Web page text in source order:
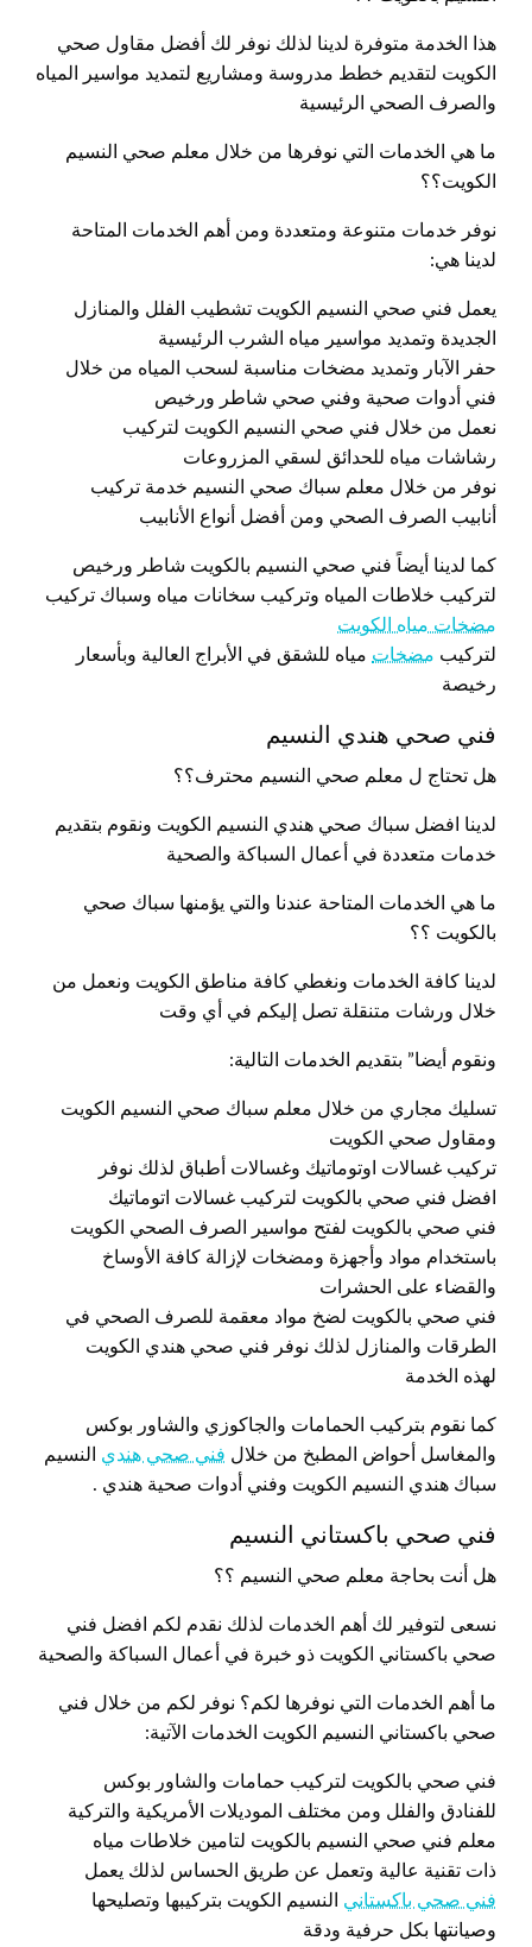
هذا الخدمة متوفرة لدينا لذلك نوفر لك أفضل مقاول صحي
الكويت لتقديم خطط مدروسة ومشاريع لتمديد مواسير المياه
والصرف الصحي الرئيسية
ما هي الخدمات التي نوفرها من خلال معلم صحي النسيم
الكويت؟؟
نوفر خدمات متنوعة ومتعددة ومن أهم الخدمات المتاحة
لدينا هي:
يعمل فني صحي النسيم الكويت تشطيب الفلل والمنازل
الجديدة وتمديد مواسير مياه الشرب الرئيسية
حفر الآبار وتمديد مضخات مناسبة لسحب المياه من خلال
فني أدوات صحية وفني صحي شاطر ورخيص
نعمل من خلال فني صحي النسيم الكويت لتركيب
رشاشات مياه للحدائق لسقي المزروعات
نوفر من خلال معلم سباك صحي النسيم خدمة تركيب
أنابيب الصرف الصحي ومن أفضل أنواع الأنابيب
كما لدينا أيضاً فني صحي النسيم بالكويت شاطر ورخيص
لتركيب خلاطات المياه وتركيب سخانات مياه وسباك تركيب
مضخات مياه الكويت
لتركيب مضخات مياه للشقق في الأبراج العالية وبأسعار
رخيصة
فني صحي هندي النسيم
هل تحتاج ل معلم صحي النسيم محترف؟؟
لدينا افضل سباك صحي هندي النسيم الكويت ونقوم بتقديم
خدمات متعددة في أعمال السباكة والصحية
ما هي الخدمات المتاحة عندنا والتي يؤمنها سباك صحي
بالكويت ؟؟
لدينا كافة الخدمات ونغطي كافة مناطق الكويت ونعمل من
خلال ورشات متنقلة تصل إليكم في أي وقت
ونقوم أيضا” بتقديم الخدمات التالية:
تسليك مجاري من خلال معلم سباك صحي النسيم الكويت
ومقاول صحي الكويت
تركيب غسالات اوتوماتيك وغسالات أطباق لذلك نوفر
افضل فني صحي بالكويت لتركيب غسالات اتوماتيك
فني صحي بالكويت لفتح مواسير الصرف الصحي الكويت
باستخدام مواد وأجهزة ومضخات لإزالة كافة الأوساخ
والقضاء على الحشرات
فني صحي بالكويت لضخ مواد معقمة للصرف الصحي في
الطرقات والمنازل لذلك نوفر فني صحي هندي الكويت
لهذه الخدمة
كما نقوم بتركيب الحمامات والجاكوزي والشاور بوكس
والمغاسل أحواض المطبخ من خلال فني صحي هندي النسيم
سباك هندي النسيم الكويت وفني أدوات صحية هندي .
فني صحي باكستاني النسيم
هل أنت بحاجة معلم صحي النسيم ؟؟
نسعى لتوفير لك أهم الخدمات لذلك نقدم لكم افضل فني
صحي باكستاني الكويت ذو خبرة في أعمال السباكة والصحية
ما أهم الخدمات التي نوفرها لكم؟ نوفر لكم من خلال فني
صحي باكستاني النسيم الكويت الخدمات الآتية:
فني صحي بالكويت لتركيب حمامات والشاور بوكس
للفنادق والفلل ومن مختلف الموديلات الأمريكية والتركية
معلم فني صحي النسيم بالكويت لتامين خلاطات مياه
ذات تقنية عالية وتعمل عن طريق الحساس لذلك يعمل
فني صحي باكستاني النسيم الكويت بتركيبها وتصليحها
وصيانتها بكل حرفية ودقة